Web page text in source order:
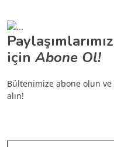
için Abone Ol!
Bültenimize abone olun ve
alın!
E-postanızı yazın…